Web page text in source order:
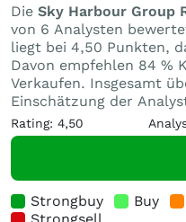
Die Sky Harbour Group
von 6 Analysten
liegt bei 4,50 Punkten,
Davon empfehlen 84 %
Verkaufen. Insgesamt
Einschätzung der
Rating: 4,50
Strongbuy Buy
Strongsell